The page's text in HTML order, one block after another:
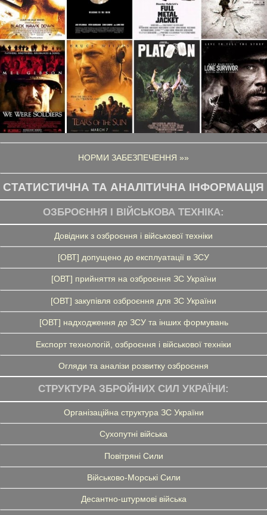
НОРМИ ЗАБЕЗПЕЧЕННЯ »»
СТАТИСТИЧНА ТА АНАЛІТИЧНА ІНФОРМАЦІЯ
ОЗБРОЄННЯ І ВІЙСЬКОВА ТЕХНІКА:
Довідник з озброєння і військової техніки
[ОВТ] допущено до експлуатації в ЗСУ
[ОВТ] прийняття на озброєння ЗС України
[ОВТ] закупівля озброєння для ЗС України
[ОВТ] надходження до ЗСУ та інших формувань
Експорт технологій, озброєння і військової техніки
Огляди та аналізи розвитку озброєння
СТРУКТУРА ЗБРОЙНИХ СИЛ УКРАЇНИ:
Організаційна структура ЗС України
Сухопутні війська
Повітряні Сили
Військово-Морські Сили
Десантно-штурмові війська